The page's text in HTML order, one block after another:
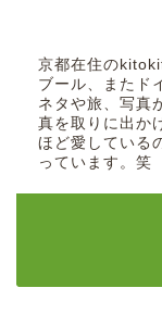
京都在住の
ブール、またド
ネタや旅、写真
真を取りに出か
ほど愛している
っています。笑